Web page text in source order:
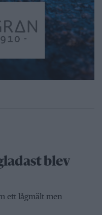
blev
ett lågmält men